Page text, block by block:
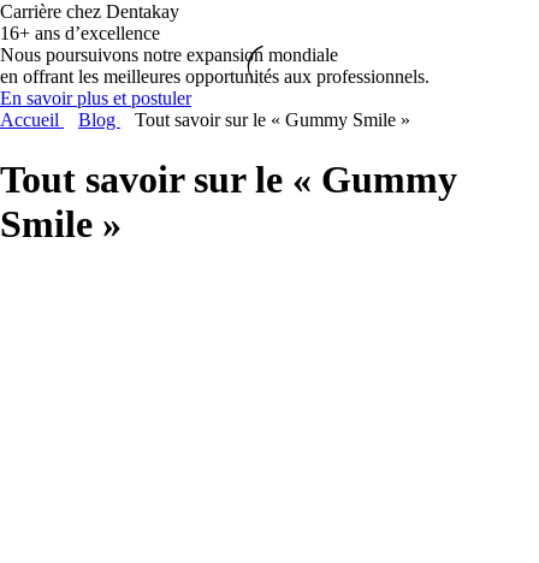
Carrière chez Dentakay
16+ ans d’excellence
Nous poursuivons notre expansion mondiale
en offrant les meilleures opportunités aux professionnels.
En savoir plus et postuler
Accueil
Blog Tout savoir sur le « Gummy Smile »
Tout savoir sur le « Gummy
Smile »